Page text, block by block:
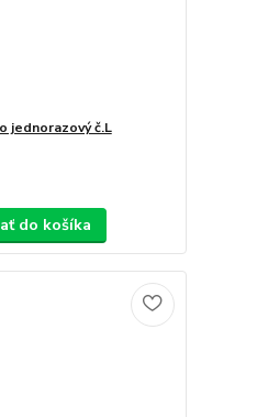
jednorazový č.L
do košíka